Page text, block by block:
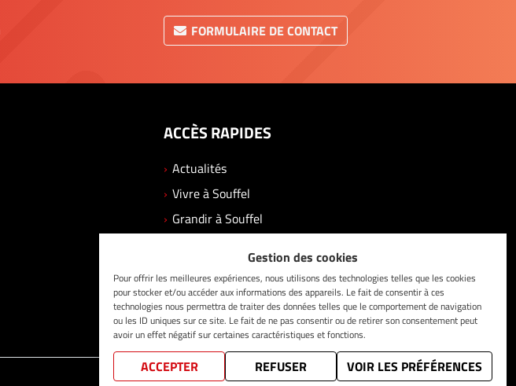
Gestion des cookies
Pour offrir les meilleures expériences, nous utilisons des technologies telles que les cookies
pour stocker et/ou accéder aux informations des appareils. Le fait de consentir à ces
technologies nous permettra de traiter des données telles que le comportement de navigation
ou les ID uniques sur ce site. Le fait de ne pas consentir ou de retirer son consentement peut
avoir un effet négatif sur certaines caractéristiques et fonctions.
ACCEPTER REFUSER VOIR LES PRÉFÉRENCES
FORMULAIRE DE CONTACT
ACCÈS RAPIDES
Actualités
Vivre à Souffel
Grandir à Souffel
Vos démarches
Contact